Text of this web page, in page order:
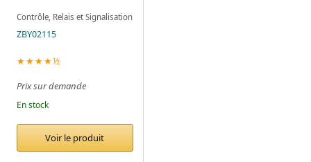
Contrôle, Relais et Signalisation
ZBY02115
★★★★½
Prix sur demande
En stock
Voir le produit